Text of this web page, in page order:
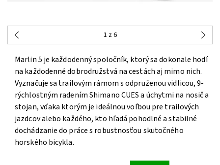
1 z 6
Marlin 5 je každodenný spoločník, ktorý sa dokonale hodí
na každodenné dobrodružstvá na cestách aj mimo nich.
Vyznačuje sa trailovým rámom s odpruženou vidlicou, 9-
rýchlostným radením Shimano CUES a úchytmi na nosič a
stojan, vďaka ktorým je ideálnou voľbou pre trailových
jazdcov alebo každého, kto hľadá pohodlné a stabilné
dochádzanie do práce s robustnosťou skutočného
horského bicykla.